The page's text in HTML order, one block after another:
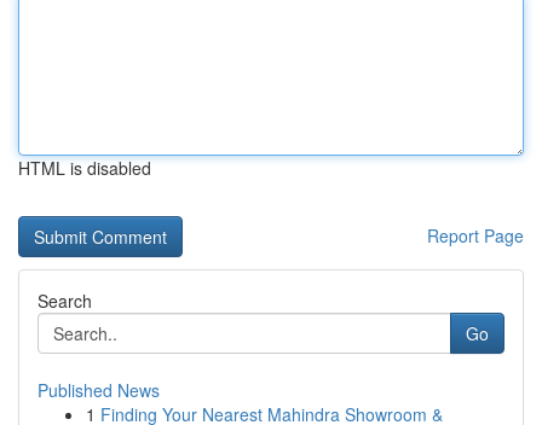
HTML is disabled
Report Page
Search
Go
Published News
1 Finding Your Nearest Mahindra Showroom &